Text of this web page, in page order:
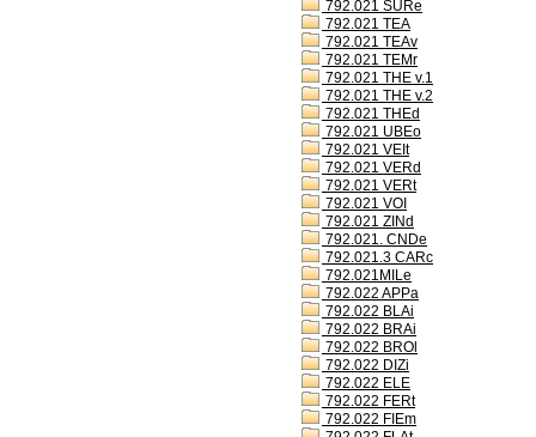
792.021 SURe
792.021 TEA
792.021 TEAv
792.021 TEMr
792.021 THE v.1
792.021 THE v.2
792.021 THEd
792.021 UBEo
792.021 VEIt
792.021 VERd
792.021 VERt
792.021 VOI
792.021 ZINd
792.021. CNDe
792.021.3 CARc
792.021MILe
792.022 APPa
792.022 BLAi
792.022 BRAi
792.022 BROl
792.022 DIZi
792.022 ELE
792.022 FERt
792.022 FIEm